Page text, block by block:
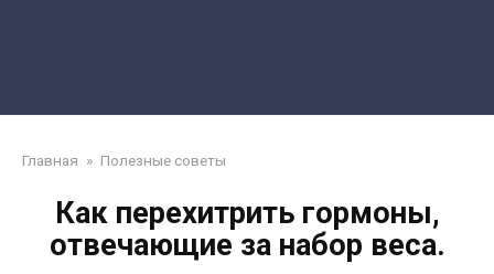
Главная » Полезные советы
Как перехитрить гормоны,
отвечающие за набор веса.